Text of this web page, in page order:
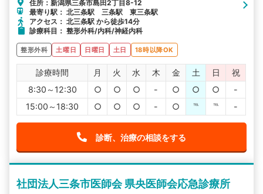
住所：新潟県三条市島田2丁目8-12
最寄り駅： 北三条駅 三条駅 東三条駅
アクセス： 北三条駅 から徒歩14分
診療科目： 整形外科/内科/神経内科
整形外科 土曜日 日曜日 土日 18時以降OK
診療時間 月 火 水 木 金 土 日
祝
8:30～12:30
○ ○ ○ - ○ ○ ○
-
15:00～18:30
○ ○ ○ - ○ ℡ ℡ -
診断、治療の相談をする
社団法人三条市医師会 県央医師会応急診療所